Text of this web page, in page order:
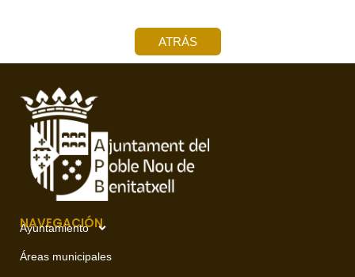
ATRÁS
NAVEGACIÓN
Ayuntamiento
Áreas municipales